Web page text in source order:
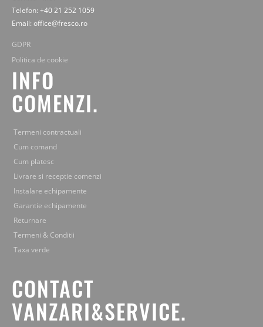
Telefon: +40 21 252 1059
Email: office@fresco.ro
GDPR
Politica de cookie
INFO
COMENZI.
Termeni contractuali
Cum comand
Cum platesc
Livrare si receptie comenzi
Instalare echipamente
Garantie echipamente
Returnare
Termeni & Conditii
Taxa verde
CONTACT
VANZARI&SERVICE.